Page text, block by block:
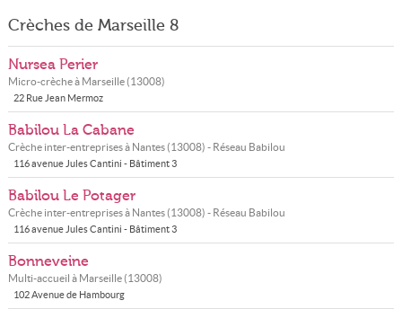
Crèches de Marseille 8
Nursea Perier
Micro-crèche à Marseille(13008)
22 Rue Jean Mermoz
Babilou La Cabane
Crèche inter-entreprises à Nantes(13008) - Réseau Babilou
116 avenue Jules Cantini - Bâtiment 3
Babilou Le Potager
Crèche inter-entreprises à Nantes(13008) - Réseau Babilou
116 avenue Jules Cantini - Bâtiment 3
Bonneveine
Multi-accueil à Marseille(13008)
102 Avenue de Hambourg